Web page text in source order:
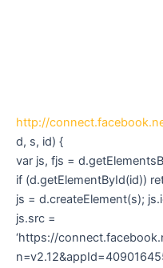
http://
d, s, id) {
var js, fjs =
if (d.getElementById(id))
js = d.createElement(s);
js.src =
‘https://